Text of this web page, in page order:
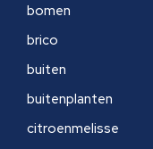
bomen
brico
buiten
buitenplanten
citroenmelisse